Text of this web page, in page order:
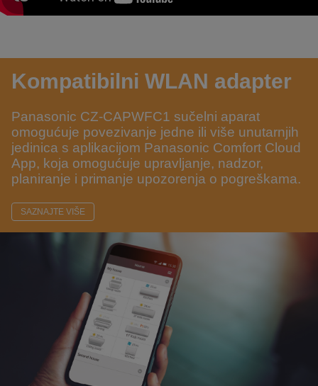
Kompatibilni WLAN adapter
Panasonic CZ-CAPWFC1 sučelni aparat
omogućuje povezivanje jedne ili više unutarnjih
jedinica s aplikacijom Panasonic Comfort Cloud
App, koja omogućuje upravljanje, nadzor,
planiranje i primanje upozorenja o pogreškama.
SAZNAJTE VIŠE